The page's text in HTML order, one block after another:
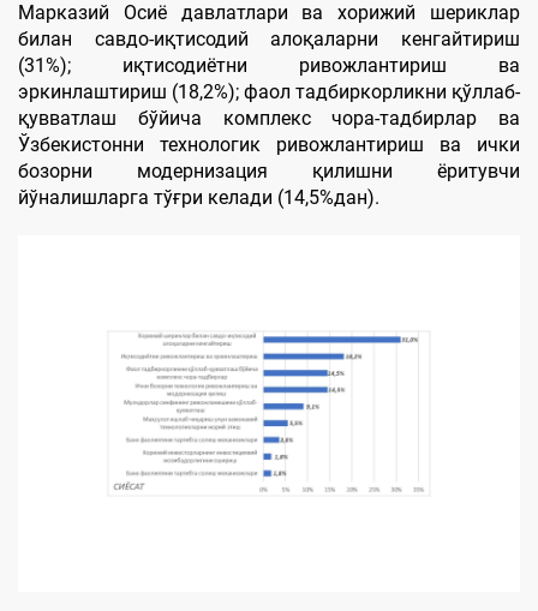
Марказий Осиё давлатлари ва хорижий шериклар
билан савдо-иқтисодий алоқаларни кенгайтириш
(31%); иқтисодиётни ривожлантириш ва
эркинлаштириш (18,2%); фаол тадбиркорликни қўллаб-
қувватлаш бўйича комплекс чора-тадбирлар ва
Ўзбекистонни технологик ривожлантириш ва ички
бозорни модернизация қилишни ёритувчи
йўналишларга тўғри келади (14,5%дан).